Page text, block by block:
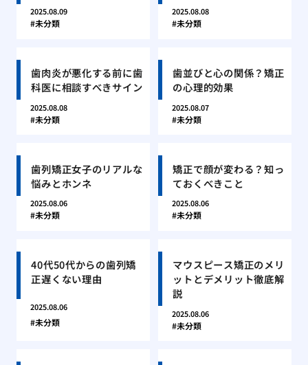
2025.08.09
未分類
2025.08.08
未分類
歯肉炎が悪化する前に歯
科医に相談すべきサイン
2025.08.08
未分類
歯並びと心の関係？矯正
の心理的効果
2025.08.07
未分類
歯列矯正女子のリアルな
悩みとホンネ
2025.08.06
未分類
矯正で顔が変わる？知っ
ておくべきこと
2025.08.06
未分類
40代50代からの歯列矯
正遅くない理由
2025.08.06
未分類
マウスピース矯正のメリ
ットとデメリット徹底解
説
2025.08.06
未分類